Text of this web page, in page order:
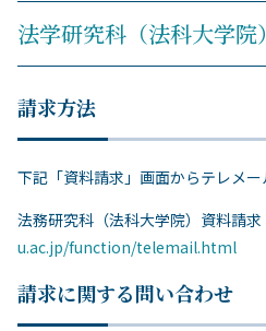
法学研究科（法科大学院）
請求方法
下記「資料請求」画面からテレメー
法務研究科（法科大学院）資料請求
u.ac.jp/function/telemail.html
請求に関する問い合わせ